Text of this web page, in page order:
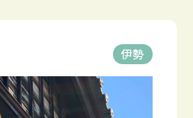
伊勢